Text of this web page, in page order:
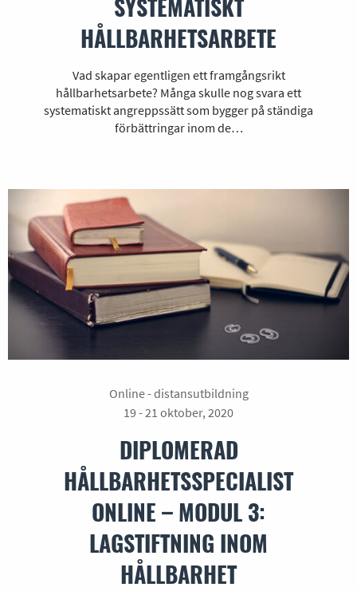
SYSTEMATISKT
HÅLLBARHETSARBETE
Vad skapar egentligen ett framgångsrikt
hållbarhetsarbete? Många skulle nog svara ett
systematiskt angreppssätt som bygger på ständiga
förbättringar inom de…
Online - distansutbildning
19 - 21 oktober, 2020
DIPLOMERAD
HÅLLBARHETSSPECIALIST
ONLINE – MODUL 3:
LAGSTIFTNING INOM
HÅLLBARHET